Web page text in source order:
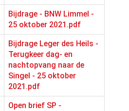
Bijdrage - BNW Limmel -
25 oktober 2021.pdf
Bijdrage Leger des Heils -
Terugkeer dag- en
nachtopvang naar de
Singel - 25 oktober
2021.pdf
Open brief SP -